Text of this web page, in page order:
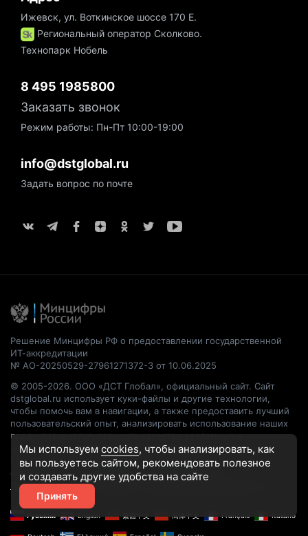
Ижевск, ул. Воткинское шоссе 170 Е.
Региональный оператор Сколково.
Технопарк Нобель
8 495 1985800
Заказать звонок
Режим работы: Пн-Пт 10:00-19:00
info@dstglobal.ru
Задать вопрос по почте
Решение Минцифры РФ о предоставлении государственной
ИТ-аккредитации
№ АО-20250529-27961271372-3 от 10.06.2025
© 2005-2026. ООО «ДСТ Глобал», официальный сайт. Сайт
dstglobal.ru использует куки-файлы и другие технологии,
чтобы помочь вам в навигации, а также предоставить лучший
пользовательский опыт, анализировать использование наших
продуктов и услуг, повысить качество рекламных и
маркетинговых активностей. Если Вы не хотите, чтобы Ваши
пользовательские данные обрабатывались, пожалуйста,
ограничьте их использование в своём браузере.
Пользовательское соглашение
Русский English 繁體中文 简体中文 Français Italiano
Мы используем cookies, чтобы анализировать, как
вы пользуетесь сайтом, рекомендовать полезное
и создавать другие удобства на сайте
Принять